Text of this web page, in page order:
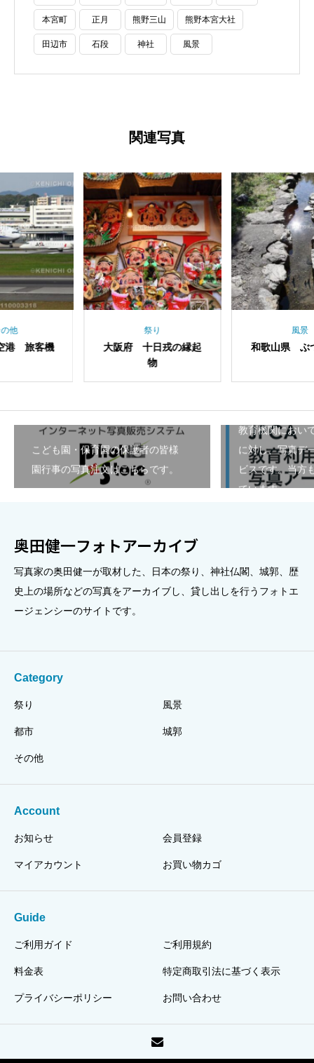
本宮町 正月 熊野三山 熊野本宮大社
田辺市 石段 神社 風景
関連写真
府 十日戎の縁起
和歌山県 ぶつぶつ川
大阪府
こども園・保育園の保護者の皆様
園行事の写真注文はこちらです。
教育機関におい
に対し、写真デ
ビスです。当方
ています。
奥田健一フォトアーカイブ
写真家の奥田健一が取材した、日本の祭り、神社仏閣、城郭、歴
史上の場所などの写真をアーカイブし、貸し出しを行うフォトエ
ージェンシーのサイトです。
Category
祭り 風景
都市 城郭
その他
Account
お知らせ 会員登録
マイアカウント お買い物カゴ
Guide
ご利用ガイド ご利用規約
料金表 特定商取引法に基づく表示
プライバシーポリシー お問い合わせ